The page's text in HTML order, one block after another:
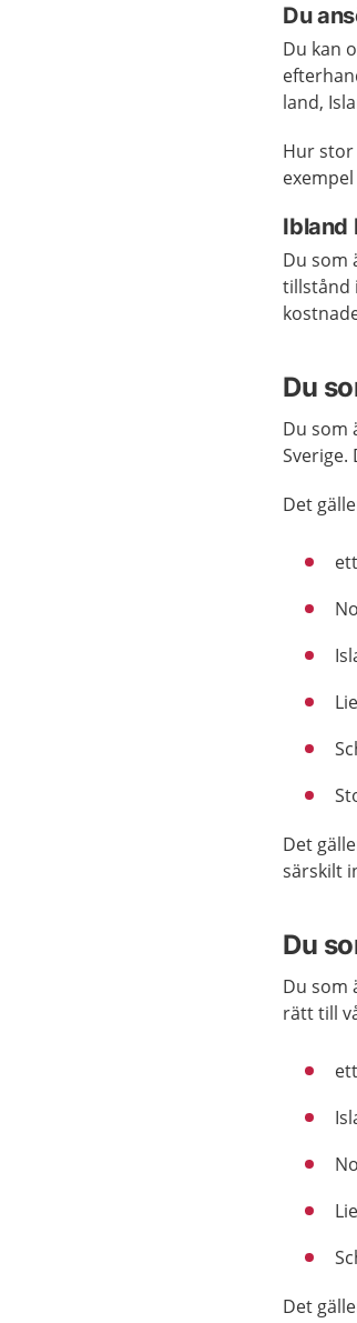
Du
Du kan
land,
Hur stor
Ibland
Du som
tillstånd
Du
Du som
Sverige.
Det
Det
särskilt
Du
Du som
rätt till
Det